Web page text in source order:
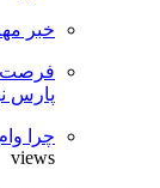
خبر
فرصت
پارس
چرا
views